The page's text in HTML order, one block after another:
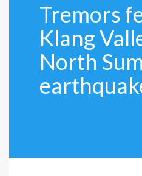
Tremors
Klang
North